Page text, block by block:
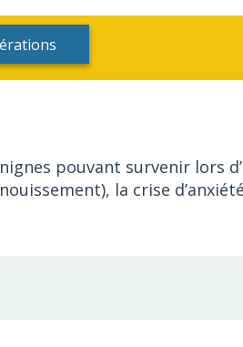
pouvant survenir lors
la crise